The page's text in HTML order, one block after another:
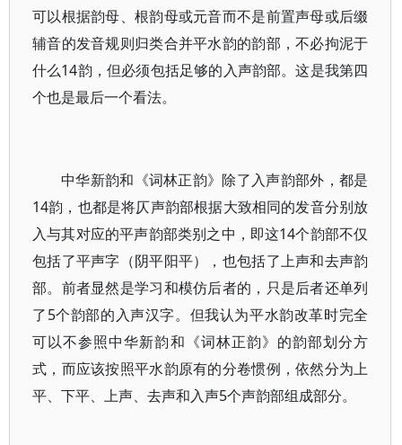
可以根据韵母、根韵母或元音而不是前置声母或后缀
辅音的发音规则归类合并平水韵的韵部，不必拘泥于
什么14韵，但必须包括足够的入声韵部。这是我第四
个也是最后一个看法。
中华新韵和《词林正韵》除了入声韵部外，都是
14韵，也都是将仄声韵部根据大致相同的发音分别放
入与其对应的平声韵部类别之中，即这14个韵部不仅
包括了平声字（阴平阳平），也包括了上声和去声韵
部。前者显然是学习和模仿后者的，只是后者还单列
了5个韵部的入声汉字。但我认为平水韵改革时完全
可以不参照中华新韵和《词林正韵》的韵部划分方
式，而应该按照平水韵原有的分卷惯例，依然分为上
平、下平、上声、去声和入声5个声韵部组成部分。